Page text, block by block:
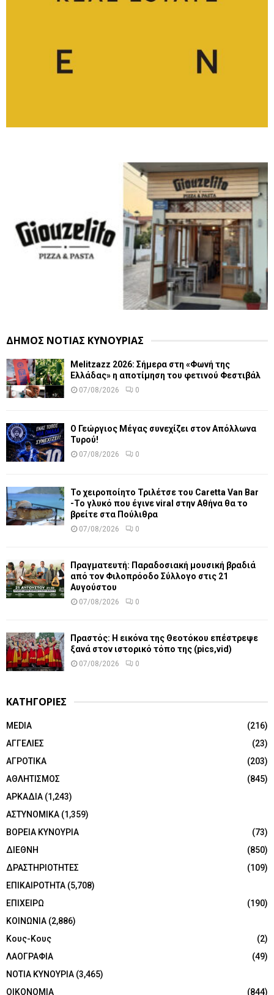
ΔΗΜΟΣ ΝΟΤΙΑΣ ΚΥΝΟΥΡΙΑΣ
Melitzazz 2026: Σήμερα στη «Φωνή της
Ελλάδας» η αποτίμηση του φετινού Φεστιβάλ
07/08/2026 0
Ο Γεώργιος Μέγας συνεχίζει στον Απόλλωνα
Τυρού!
07/08/2026 0
Το χειροποίητο Τριλέτσε του Caretta Van Bar
-Το γλυκό που έγινε viral στην Αθήνα θα το
βρείτε στα Πούλιθρα
07/08/2026 0
Πραγματευτή: Παραδοσιακή μουσική βραδιά
από τον Φιλοπρόοδο Σύλλογο στις 21
Αυγούστου
07/08/2026 0
Πραστός: Η εικόνα της Θεοτόκου επέστρεψε
ξανά στον ιστορικό τόπο της (pics,vid)
07/08/2026 0
ΚΑΤΗΓΟΡΙΕΣ
MEDIA
(216)
ΑΓΓΕΛΙΕΣ
(23)
ΑΓΡΟΤΙΚΑ
(203)
ΑΘΛΗΤΙΣΜΟΣ
(845)
ΑΡΚΑΔΙΑ (1,243)
ΑΣΤΥΝΟΜΙΚΑ (1,359)
ΒΟΡΕΙΑ ΚΥΝΟΥΡΙΑ
(73)
ΔΙΕΘΝΗ
(850)
ΔΡΑΣΤΗΡΙΟΤΗΤΕΣ
(109)
ΕΠΙΚΑΙΡΟΤΗΤΑ (5,708)
ΕΠΙΧΕΙΡΩ
(190)
ΚΟΙΝΩΝΙΑ (2,886)
Κους-Κους
(2)
ΛΑΟΓΡΑΦΙΑ
(49)
ΝΟΤΙΑ ΚΥΝΟΥΡΙΑ (3,465)
ΟΙΚΟΝΟΜΙΑ
(844)